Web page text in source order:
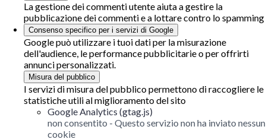
La gestione dei commenti utente aiuta a gestire la
pubblicazione dei commenti e a lottare contro lo spamming
Consenso specifico per i servizi di Google
Google può utilizzare i tuoi dati per la misurazione
dell'audience, le performance pubblicitarie o per offrirti
annunci personalizzati.
Misura del pubblico
I servizi di misura del pubblico permettono di raccogliere le
statistiche utili al miglioramento del sito
Google Analytics (gtag.js)
non consentito - Questo servizio non ha inviato nessun
cookie